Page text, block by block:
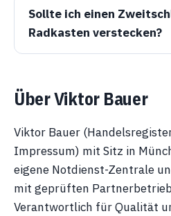
Sollte ich einen
Radkasten verstecken?
Über Viktor Bauer
Viktor Bauer
Impressum) mit Sitz in
eigene Notdienst-Zentrale
mit geprüften
Verantwortlich für Qualität